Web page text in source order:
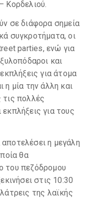
Κορδελιού.
σε διάφορα σημεία
συγκροτήματα, οι
parties, ενώ για
και
για άτομα
η μία την άλλη και
πολλές
για τους
η μεγάλη
θα
του πεζόδρομου
στις 10:30
της λαϊκής